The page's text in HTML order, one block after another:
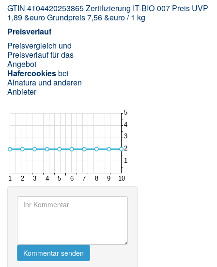
GTIN 4104420253865 Zertifizierung IT-BIO-007 Preis UVP
1,89 &euro Grundpreis 7,56 &euro / 1 kg
Preisverlauf
Preisvergleich und
Preisverlauf für das
Angebot
Hafercookiesbei
Alnatura und anderen
Anbieter
Kommentar senden